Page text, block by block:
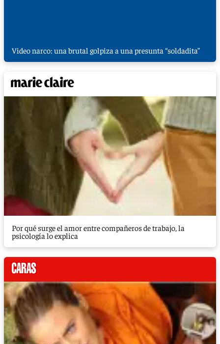
Video narco: una brutal golpiza a una presunta “soldadita”
Por qué surge el amor entre compañeros de trabajo, la
psicología lo explica